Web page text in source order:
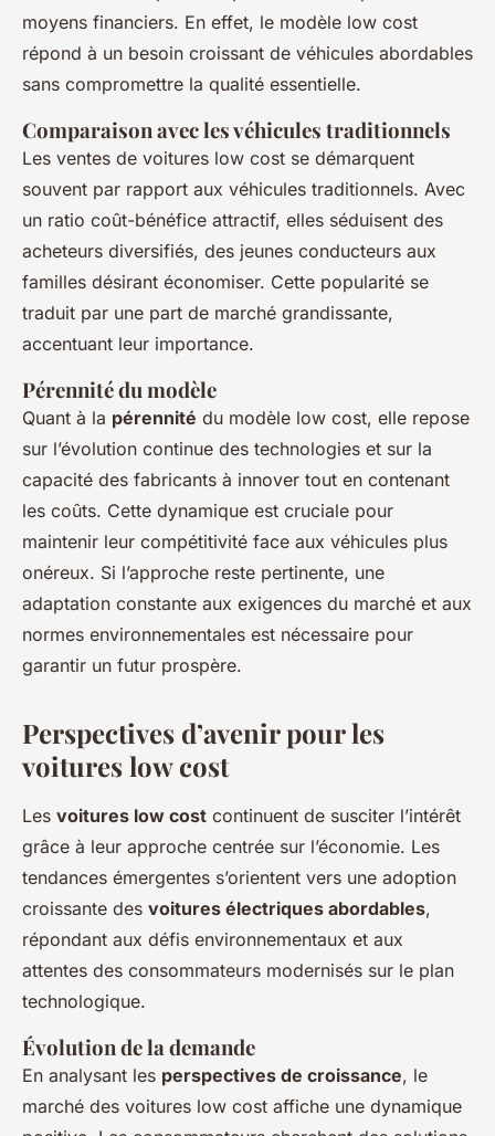
moyens financiers. En effet, le modèle low cost
répond à un besoin croissant de véhicules abordables
sans compromettre la qualité essentielle.
Comparaison avec les véhicules traditionnels
Les ventes de voitures low cost se démarquent
souvent par rapport aux véhicules traditionnels. Avec
un ratio coût-bénéfice attractif, elles séduisent des
acheteurs diversifiés, des jeunes conducteurs aux
familles désirant économiser. Cette popularité se
traduit par une part de marché grandissante,
accentuant leur importance.
Pérennité du modèle
Quant à la pérennité du modèle low cost, elle repose
sur l’évolution continue des technologies et sur la
capacité des fabricants à innover tout en contenant
les coûts. Cette dynamique est cruciale pour
maintenir leur compétitivité face aux véhicules plus
onéreux. Si l’approche reste pertinente, une
adaptation constante aux exigences du marché et aux
normes environnementales est nécessaire pour
garantir un futur prospère.
Perspectives d’avenir pour les
voitures low cost
Les voitures low cost continuent de susciter l’intérêt
grâce à leur approche centrée sur l’économie. Les
tendances émergentes s’orientent vers une adoption
croissante des voitures électriques abordables,
répondant aux défis environnementaux et aux
attentes des consommateurs modernisés sur le plan
technologique.
Évolution de la demande
En analysant les perspectives de croissance, le
marché des voitures low cost affiche une dynamique